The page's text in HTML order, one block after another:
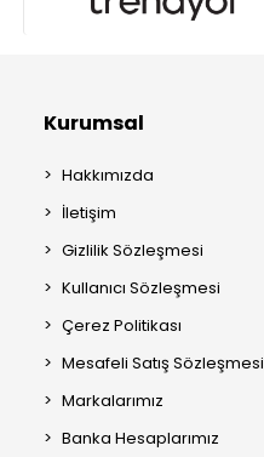
Kurumsal
Hakkımızda
İletişim
Gizlilik Sözleşmesi
Kullanıcı Sözleşmesi
Çerez Politikası
Mesafeli Satış Sözleşmesi
Markalarımız
Banka Hesaplarımız